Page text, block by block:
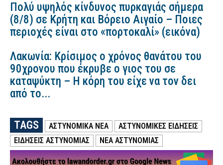
Πολύ υψηλός κίνδυνος πυρκαγιάς σήμερα
(8/8) σε Κρήτη και Βόρειο Αιγαίο – Ποιες
περιοχές είναι στο «πορτοκαλί» (εικόνα)
Λακωνία: Κρίσιμος ο χρόνος θανάτου του
90χρονου που έκρυβε ο γιος του σε
καταψύκτη – Η κόρη του είχε να τον δει
από το...
TAGS ΑΣΤΥΝΟΜΙΚΑ ΝΕΑ
ΑΣΤΥΝΟΜΙΚΕΣ ΕΙΔΗΣΕΙΣ
ΕΙΔΗΣΕΙΣ ΑΣΤΥΝΟΜΙΑΣ
ΝΕΑ ΑΣΤΥΝΟΜΙΑΣ